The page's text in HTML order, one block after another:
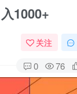
1000+
关注
0 76